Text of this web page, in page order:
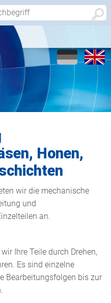
Honen,
wir die mechanische
und
an.
Ihre Teile durch Drehen,
Es sind einzelne
Bearbeitungsfolgen bis zur